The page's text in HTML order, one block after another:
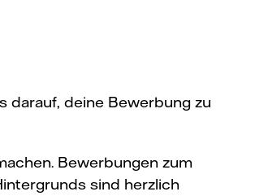
darauf, deine Bewerbung zu
Bewerbungen zum
sind herzlich